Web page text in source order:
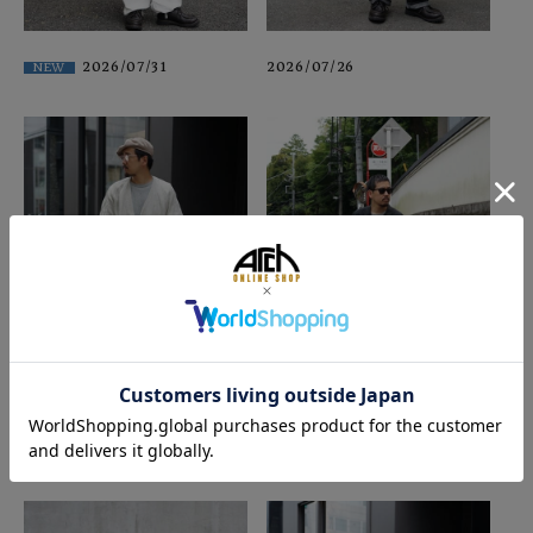
NEW 2026/07/31 2026/07/26
2026/07/26